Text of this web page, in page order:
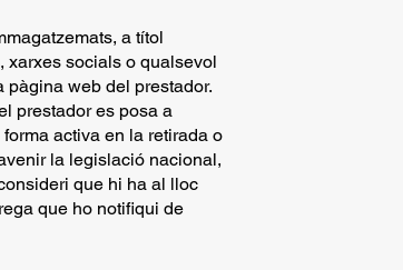
a títol
xarxes socials o qualsevol
pàgina web del prestador.
prestador es posa a
activa en la retirada o
la legislació nacional,
que hi ha al lloc
que ho notifiqui de